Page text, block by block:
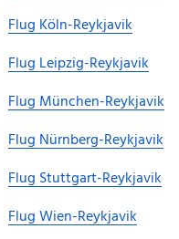
Flug Köln-Reykjavik
Flug Leipzig-Reykjavik
Flug München-Reykjavik
Flug Nürnberg-Reykjavik
Flug Stuttgart-Reykjavik
Flug Wien-Reykjavik